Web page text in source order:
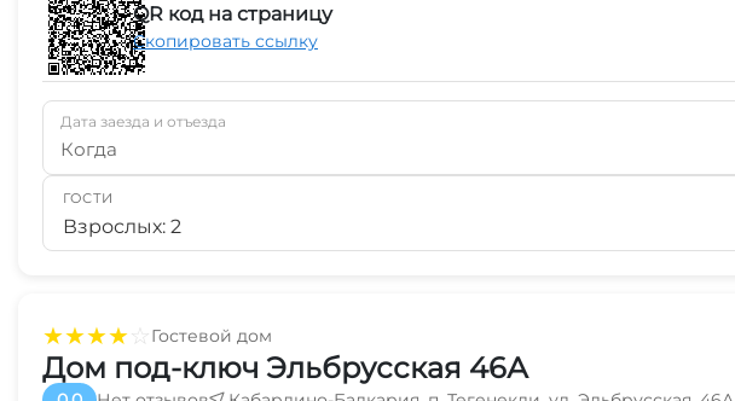
★★★★☆Гостевой дом
Дом под-ключ Эльбрусская 46А
QR код на страницу
Скопировать ссылку
Дата заезда и отъезда
Когда
ГОСТИ
Взрослых: 2